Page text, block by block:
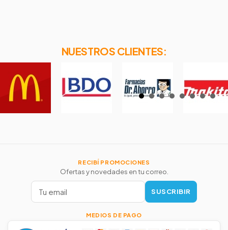
NUESTROS CLIENTES:
RECIBÍ PROMOCIONES
Ofertas y novedades en tu correo.
SUSCRIBIR
MEDIOS DE PAGO